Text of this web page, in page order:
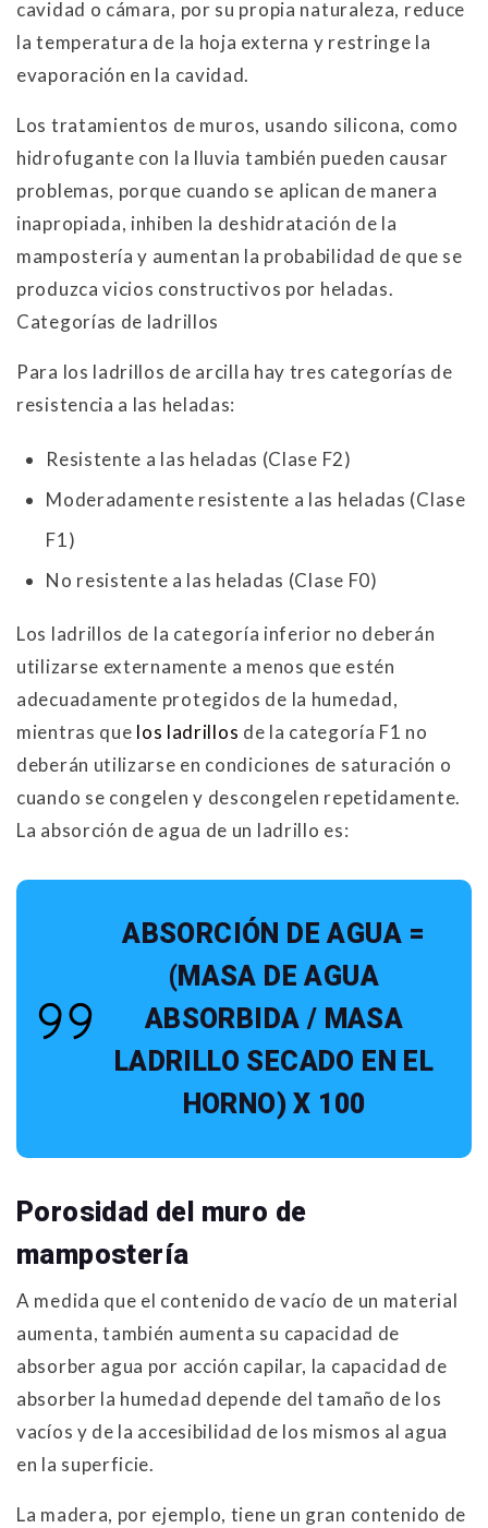
cavidad o cámara, por su propia naturaleza, reduce
la temperatura de la hoja externa y restringe la
evaporación en la cavidad.
Los tratamientos de muros, usando silicona, como
hidrofugante con la lluvia también pueden causar
problemas, porque cuando se aplican de manera
inapropiada, inhiben la deshidratación de la
mampostería y aumentan la probabilidad de que se
produzca vicios constructivos por heladas.
Categorías de ladrillos
Para los ladrillos de arcilla hay tres categorías de
resistencia a las heladas:
Resistente a las heladas (Clase F2)
Moderadamente resistente a las heladas (Clase
F1)
No resistente a las heladas (Clase F0)
Los ladrillos de la categoría inferior no deberán
utilizarse externamente a menos que estén
adecuadamente protegidos de la humedad,
mientras que los ladrillos de la categoría F1 no
deberán utilizarse en condiciones de saturación o
cuando se congelen y descongelen repetidamente.
La absorción de agua de un ladrillo es:
ABSORCIÓN DE AGUA =
(MASA DE AGUA
ABSORBIDA / MASA
LADRILLO SECADO EN EL
HORNO) X 100
Porosidad del muro de
mampostería
A medida que el contenido de vacío de un material
aumenta, también aumenta su capacidad de
absorber agua por acción capilar, la capacidad de
absorber la humedad depende del tamaño de los
vacíos y de la accesibilidad de los mismos al agua
en la superficie.
La madera, por ejemplo, tiene un gran contenido de